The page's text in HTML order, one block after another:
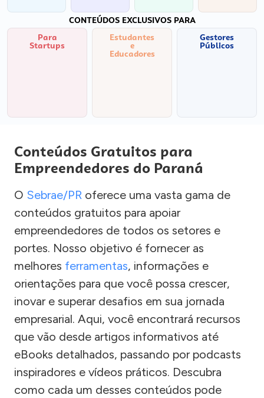
CONTEÚDOS EXCLUSIVOS PARA
Para
Startups
Estudantes
e
Educadores
Gestores
Públicos
Conteúdos Gratuitos para
Empreendedores do Paraná
O Sebrae/PR oferece uma vasta gama de
conteúdos gratuitos para apoiar
empreendedores de todos os setores e
portes. Nosso objetivo é fornecer as
melhores ferramentas, informações e
orientações para que você possa crescer,
inovar e superar desafios em sua jornada
empresarial. Aqui, você encontrará recursos
que vão desde artigos informativos até
eBooks detalhados, passando por podcasts
inspiradores e vídeos práticos. Descubra
como cada um desses conteúdos pode